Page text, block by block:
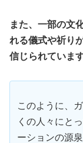
また、一部の文
れる儀式や祈り
信じられていま
このように、
くの人々にと
ーションの源